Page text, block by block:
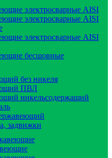
электросварные AISI
электросварные AISI
электросварные AISI
бесшовные
без никеля
ПВЛ
никельсодержащий
задвижки